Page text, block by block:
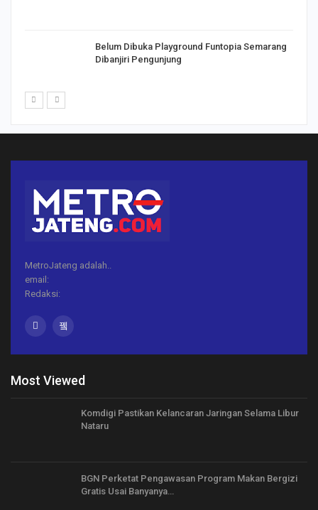
Belum Dibuka Playground Funtopia Semarang
Dibanjiri Pengunjung
MetroJateng adalah..
email:
Redaksi:
Most Viewed
Komdigi Pastikan Kelancaran Jaringan Selama Libur
Nataru
BGN Perketat Pengawasan Program Makan Bergizi
Gratis Usai Banyanya…